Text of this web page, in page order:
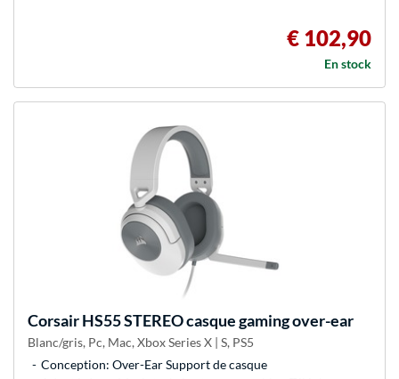
€ 102,90
En stock
CorsairHS55 STEREO casque gaming over-ear
Blanc/gris, Pc, Mac, Xbox Series X | S, PS5
Conception: Over-Ear Support de casque